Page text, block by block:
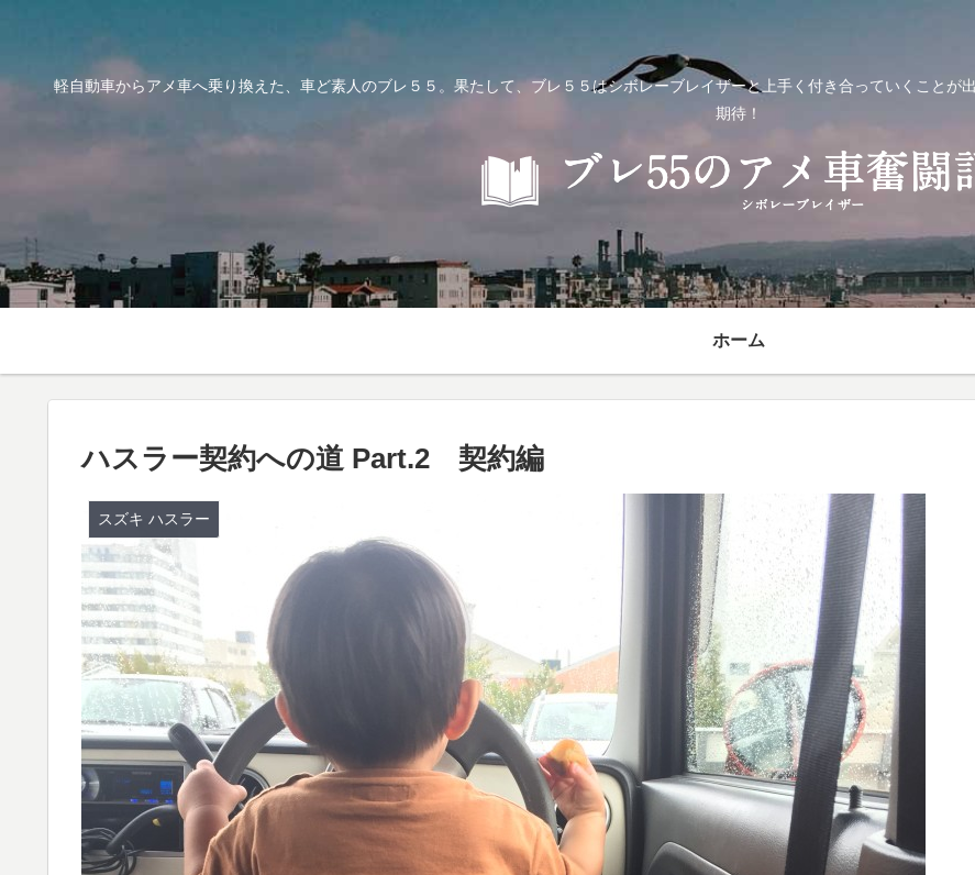
軽自動車からアメ車へ乗り換えた、車ど素人のブレ５５。果たして、ブレ５５はシボレーブレイザーと上手く付き合っていくこと
期待！
ホーム
ハスラー契約への道 Part.2 契約編
スズキ ハスラー